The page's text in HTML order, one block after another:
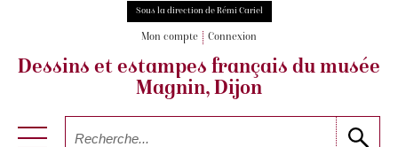
Sous la direction de Rémi Cariel
Mon compte Connexion
Dessins et estampes français du musée
Magnin, Dijon